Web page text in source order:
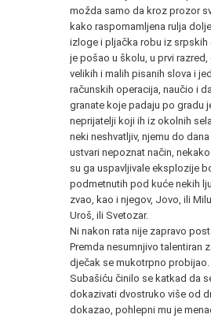
možda samo da kroz prozor
kako raspomamljena rulja
izloge i pljačka robu iz srpskih
je pošao u školu, u prvi razred,
velikih i malih pisanih slova i
računskih operacija, naučio i
granate koje padaju po gradu
neprijatelji koji ih iz okolnih
neki neshvatljiv, njemu do
ustvari nepoznat način,
su ga uspavljivale eksplozije
podmetnutih pod kuće nekih
zvao, kao i njegov, Jovo, ili
Uroš, ili Svetozar.
Ni nakon rata nije zapravo
Premda nesumnjivo talentiran
dječak se mukotrpno probijao.
Subašiću činilo se katkad da
dokazivati dvostruko više od
dokazao, pohlepni mu je